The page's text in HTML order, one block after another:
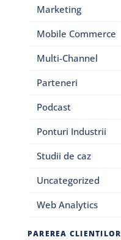
Marketing
Mobile Commerce
Multi-Channel
Parteneri
Podcast
Ponturi Industrii
Studii de caz
Uncategorized
Web Analytics
PAREREA CLIENTILOR